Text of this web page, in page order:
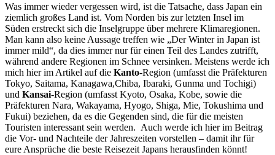
Was immer wieder vergessen wird, ist die Tatsache, dass Japan ein
ziemlich großes Land ist. Vom Norden bis zur letzten Insel im
Süden erstreckt sich die Inselgruppe über mehrere Klimaregionen.
Man kann also keine Aussage treffen wie „Der Winter in Japan ist
immer mild“, da dies immer nur für einen Teil des Landes zutrifft,
während andere Regionen im Schnee versinken. Meistens werde ich
mich hier im Artikel auf die Kanto-Region (umfasst die Präfekturen
Tokyo, Saitama, Kanagawa,Chiba, Ibaraki, Gunma und Tochigi)
und Kansai-Region (umfasst Kyoto, Osaka, Kobe, sowie die
Präfekturen Nara, Wakayama, Hyogo, Shiga, Mie, Tokushima und
Fukui) beziehen, da es die Gegenden sind, die für die meisten
Touristen interessant sein werden. Auch werde ich hier im Beitrag
die Vor- und Nachteile der Jahreszeiten vorstellen – damit ihr für
eure Ansprüche die beste Reisezeit Japans herausfinden könnt!